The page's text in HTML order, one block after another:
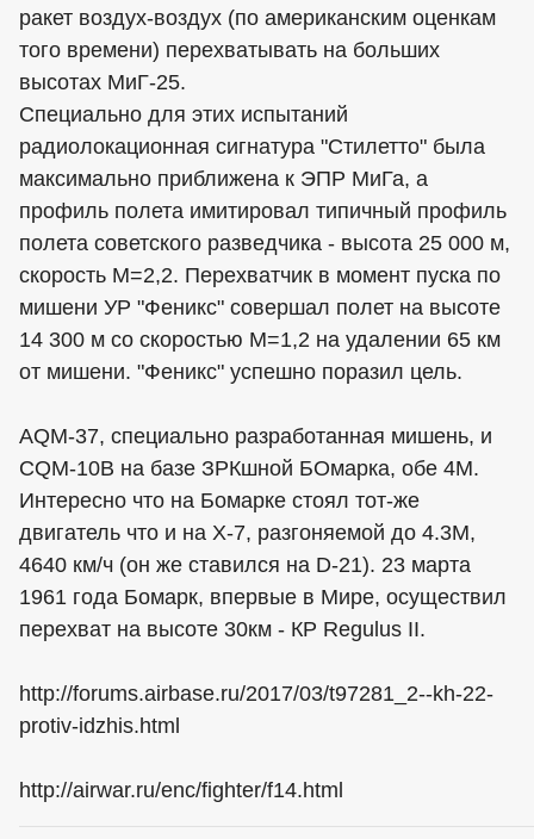
ракет воздух-воздух (по американским оценкам
того времени) перехватывать на больших
высотах МиГ-25.
Специально для этих испытаний
радиолокационная сигнатура "Стилетто" была
максимально приближена к ЭПР МиГа, а
профиль полета имитировал типичный профиль
полета советского разведчика - высота 25 000 м,
скорость М=2,2. Перехватчик в момент пуска по
мишени УР "Феникс" совершал полет на высоте
14 300 м со скоростью М=1,2 на удалении 65 км
от мишени. "Феникс" успешно поразил цель.
AQM-37, специально разработанная мишень, и
CQM-10B на базе ЗРКшной БОмарка, обе 4М.
Интересно что на Бомарке стоял тот-же
двигатель что и на Х-7, разгоняемой до 4.3М,
4640 км/ч (он же ставился на D-21). 23 марта
1961 года Бомарк, впервые в Мире, осуществил
перехват на высоте 30км - КР Regulus II.
http://forums.airbase.ru/2017/03/t97281_2--kh-22-
protiv-idzhis.html
http://airwar.ru/enc/fighter/f14.html